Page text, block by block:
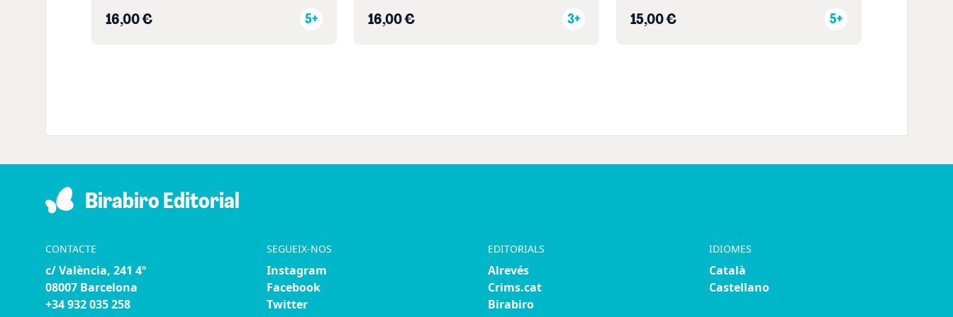
16,00 € 5+ 16,00 € 3+ 15,00 € 5+
Birabiro Editorial
CONTACTE
c/ València, 241 4º
08007 Barcelona
+34 932 035 258
SEGUEIX-NOS
Instagram
Facebook
Twitter
EDITORIALS
Alrevés
Crims.cat
Birabiro
IDIOMES
Català
Castellano